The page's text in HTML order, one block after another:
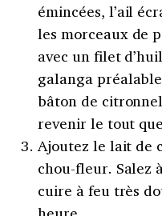
émincées, l’ail
les morceaux de
avec un filet
galanga
bâton de
revenir le tout
Ajoutez le lait de
chou-fleur. Salez
cuire à feu très